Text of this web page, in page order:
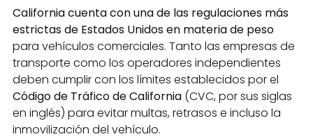
California cuenta con una de las regulaciones más
estrictas de Estados Unidos en materia de peso
para vehículos comerciales. Tanto las empresas de
transporte como los operadores independientes
deben cumplir con los límites establecidos por el
Código de Tráfico de California (CVC, por sus siglas
en inglés) para evitar multas, retrasos e incluso la
inmovilización del vehículo.